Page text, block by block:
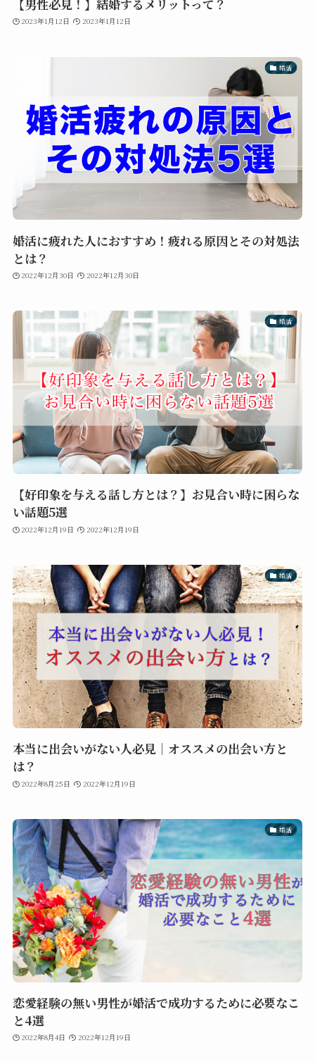
【男性必見！】結婚するメリットって？
2023年1月12日 2023年1月12日
婚活
婚活に疲れた人におすすめ！疲れる原因とその対処法
とは？
2022年12月30日 2022年12月30日
婚活
【好印象を与える話し方とは？】お見合い時に困らな
い話題5選
2022年12月19日 2022年12月19日
婚活
本当に出会いがない人必見｜オススメの出会い方と
は？
2022年8月25日 2022年12月19日
婚活
恋愛経験の無い男性が婚活で成功するために必要なこ
と4選
2022年8月4日 2022年12月19日